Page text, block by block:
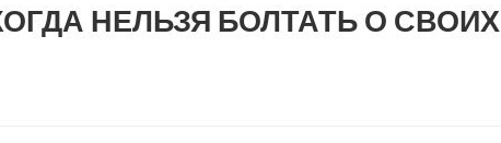
НЕЛЬЗЯ БОЛТАТЬ О СВОИХ